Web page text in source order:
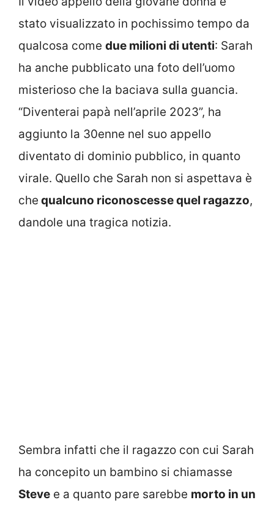
stato visualizzato in pochissimo tempo da
qualcosa come due milioni di utenti: Sarah
ha anche pubblicato una foto dell’uomo
misterioso che la baciava sulla guancia.
“Diventerai papà nell’aprile 2023”, ha
aggiunto la 30enne nel suo appello
diventato di dominio pubblico, in quanto
virale. Quello che Sarah non si aspettava è
che qualcuno riconoscesse quel ragazzo,
dandole una tragica notizia.
Sembra infatti che il ragazzo con cui Sarah
ha concepito un bambino si chiamasse
Steve e a quanto pare sarebbe morto in un